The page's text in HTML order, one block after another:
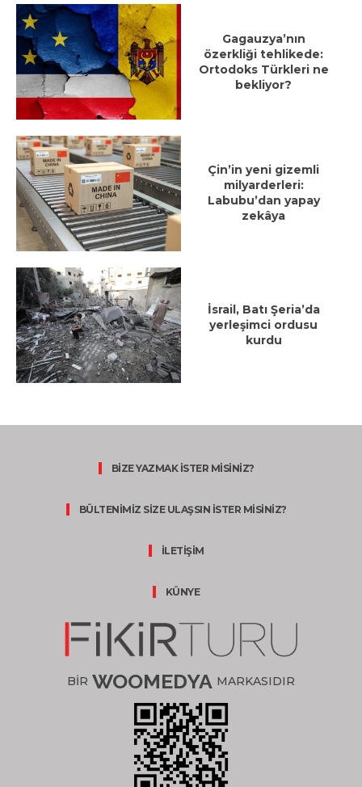
Gagauzya’nın
özerkliği tehlikede:
Ortodoks Türkleri ne
bekliyor?
Çin’in yeni gizemli
milyarderleri:
Labubu’dan yapay
zekâya
İsrail, Batı Şeria’da
yerleşimci ordusu
kurdu
BİZE YAZMAK İSTER MİSİNİZ?
BÜLTENİMİZ SİZE ULAŞSIN İSTER MİSİNİZ?
İLETİŞİM
KÜNYE
BİR WOOMEDYA MARKASIDIR